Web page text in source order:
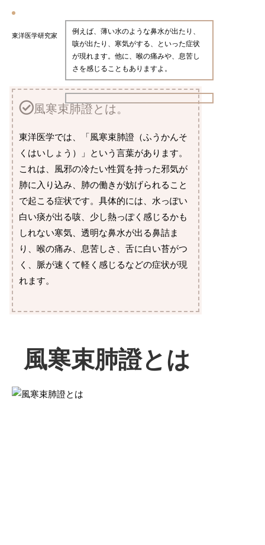
東洋医学研究家
例えば、薄い水のような鼻水が出たり、
咳が出たり、寒気がする、といった症状
が現れます。他に、喉の痛みや、息苦し
さを感じることもありますよ。
風寒束肺證とは。
東洋医学では、「風寒束肺證（ふうかんそ
くはいしょう）」という言葉があります。
これは、風邪の冷たい性質を持った邪気が
肺に入り込み、肺の働きが妨げられること
で起こる症状です。具体的には、水っぽい
白い痰が出る咳、少し熱っぽく感じるかも
しれない寒気、透明な鼻水が出る鼻詰ま
り、喉の痛み、息苦しさ、舌に白い苔がつ
く、脈が速くて軽く感じるなどの症状が現
れます。
風寒束肺證とは